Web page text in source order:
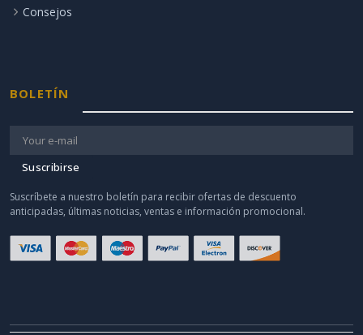
Consejos
BOLETÍN
Suscribirse
Suscríbete a nuestro boletín para recibir ofertas de descuento
anticipadas, últimas noticias, ventas e información promocional.